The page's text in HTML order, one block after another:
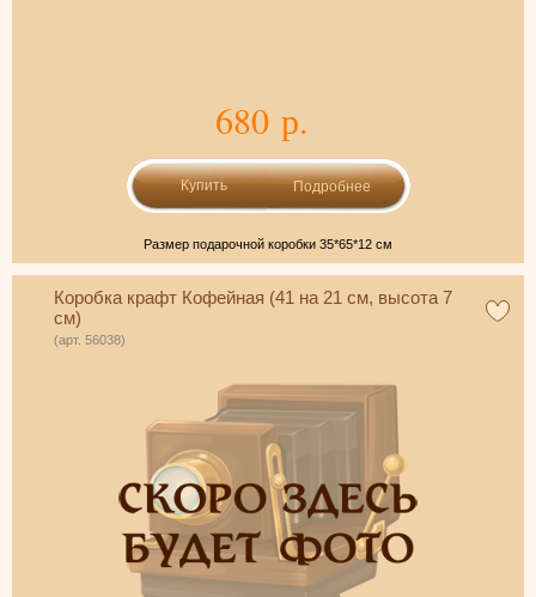
680 р.
Подробнее
Размер подарочной коробки 35*65*12 см
Коробка крафт Кофейная (41 на 21 см, высота 7
см)
(арт. 56038)